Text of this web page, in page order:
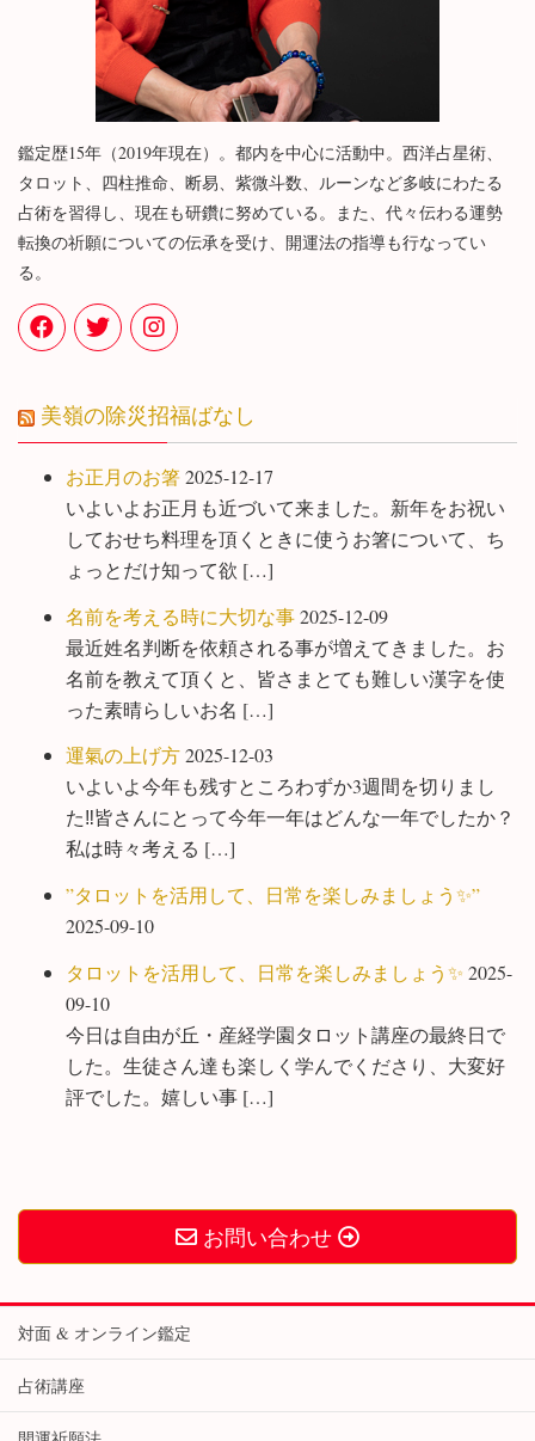
鑑定歴15年（2019年現在）。都内を中心に活動中。西洋占星術、
タロット、四柱推命、断易、紫微斗数、ルーンなど多岐にわたる
占術を習得し、現在も研鑽に努めている。また、代々伝わる運勢
転換の祈願についての伝承を受け、開運法の指導も行なってい
る。
美嶺の除災招福ばなし
お正月のお箸2025-12-17
いよいよお正月も近づいて来ました。新年をお祝い
しておせち料理を頂くときに使うお箸について、ち
ょっとだけ知って欲 […]
名前を考える時に大切な事2025-12-09
最近姓名判断を依頼される事が増えてきました。お
名前を教えて頂くと、皆さまとても難しい漢字を使
った素晴らしいお名 […]
運氣の上げ方2025-12-03
いよいよ今年も残すところわずか3週間を切りまし
た‼️皆さんにとって今年一年はどんな一年でしたか？
私は時々考える […]
”タロットを活用して、日常を楽しみましょう✨”
2025-09-10
タロットを活用して、日常を楽しみましょう✨ 2025-
09-10
今日は自由が丘・産経学園タロット講座の最終日で
した。生徒さん達も楽しく学んでくださり、大変好
評でした。嬉しい事 […]
お問い合わせ
対面 & オンライン鑑定
占術講座